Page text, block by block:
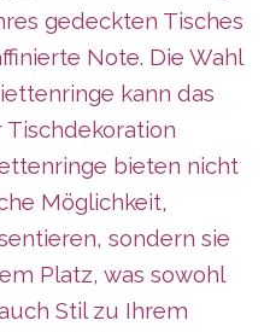
gedeckten Tisches
Note. Die Wahl
kann das
bieten nicht
Möglichkeit,
sondern sie
Platz, was sowohl
Stil zu Ihrem